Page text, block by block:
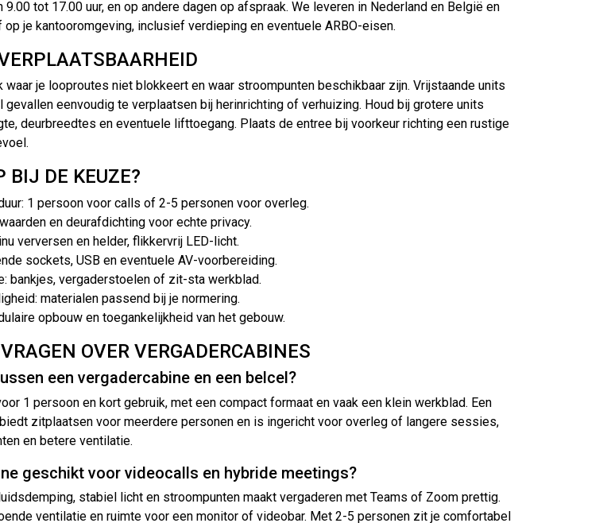
tot 17.00 uur, en op andere dagen op afspraak. We leveren in Nederland en België en
je kantooromgeving, inclusief verdieping en eventuele ARBO-eisen.
waar je looproutes niet blokkeert en waar stroompunten beschikbaar zijn. Vrijstaande units
gevallen eenvoudig te verplaatsen bij herinrichting of verhuizing. Houd bij grotere units
deurbreedtes en eventuele lifttoegang. Plaats de entree bij voorkeur richting een rustige
BIJ DE KEUZE?
1 persoon voor calls of 2-5 personen voor overleg.
en deurafdichting voor echte privacy.
verversen en helder, flikkervrij LED-licht.
sockets, USB en eventuele AV-voorbereiding.
bankjes, vergaderstoelen of zit-sta werkblad.
materialen passend bij je normering.
opbouw en toegankelijkheid van het gebouw.
OVER VERGADERCABINES
een vergadercabine en een belcel?
1 persoon en kort gebruik, met een compact formaat en vaak een klein werkblad. Een
zitplaatsen voor meerdere personen en is ingericht voor overleg of langere sessies,
en betere ventilatie.
geschikt voor videocalls en hybride meetings?
stabiel licht en stroompunten maakt vergaderen met Teams of Zoom prettig.
ventilatie en ruimte voor een monitor of videobar. Met 2-5 personen zit je comfortabel